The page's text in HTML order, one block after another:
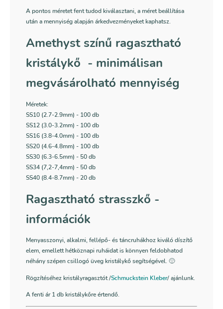
A pontos méretet fent tudod kiválasztani, a méret beállítása
után a mennyiség alapján árkedvezményeket kaphatsz.
Amethyst színű ragasztható
kristálykő - minimálisan
megvásárolható mennyiség
Méretek:
SS10 (2.7-2.9mm) - 100 db
SS12 (3.0-3.2mm) - 100 db
SS16 (3.8-4.0mm) - 100 db
SS20 (4.6-4.8mm) - 100 db
SS30 (6.3-6.5mm) - 50 db
SS34 (7,2-7,4mm) - 50 db
SS40 (8.4-8.7mm) - 20 db
Ragasztható strasszkő -
információk
Menyasszonyi, alkalmi, fellépő- és táncruhákhoz kiváló díszítő
elem, emellett hétköznapi ruháidat is könnyen feldobhatod
néhány szépen csillogó üveg kristálykő segítségével. 🙂
Rögzítéséhez kristályragasztót /Schmuckstein Kleber/ ajánlunk.
A fenti ár 1 db kristálykőre értendő.